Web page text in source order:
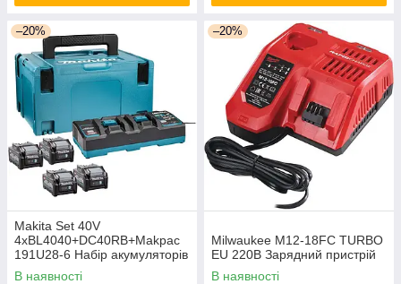
–20%
Makita Set 40V
4xBL4040+DC40RB+Makpac
191U28-6 Набір акумуляторів
та зарядний пристрій
В наявності
–20%
Milwaukee M12-18FC TURBO
EU 220В Зарядний пристрій
В наявності